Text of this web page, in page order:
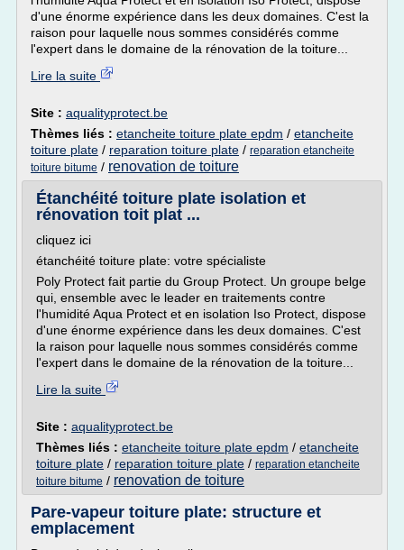
d'une énorme expérience dans les deux domaines. C'est la
raison pour laquelle nous sommes considérés comme
l'expert dans le domaine de la rénovation de la toiture...
Lire la suite
Site : aqualityprotect.be
Thèmes liés : etancheite toiture plate epdm / etancheite
toiture plate / reparation toiture plate / reparation etancheite
toiture bitume / renovation de toiture
Étanchéité toiture plate isolation et
rénovation toit plat ...
cliquez ici
étanchéité toiture plate: votre spécialiste
Poly Protect fait partie du Group Protect. Un groupe belge
qui, ensemble avec le leader en traitements contre
l'humidité Aqua Protect et en isolation Iso Protect, dispose
d'une énorme expérience dans les deux domaines. C'est
la raison pour laquelle nous sommes considérés comme
l'expert dans le domaine de la rénovation de la toiture...
Lire la suite
Site : aqualityprotect.be
Thèmes liés : etancheite toiture plate epdm / etancheite
toiture plate / reparation toiture plate / reparation etancheite
toiture bitume / renovation de toiture
Pare-vapeur toiture plate: structure et
emplacement